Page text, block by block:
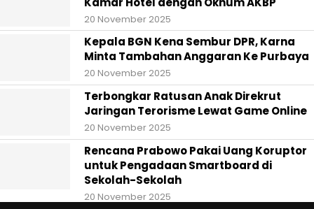
20 November 2025
Kepala BGN Kena Sembur DPR, Karna
Minta Tambahan Anggaran Ke Purbaya
20 November 2025
Terbongkar Ratusan Anak Direkrut
Jaringan Terorisme Lewat Game Online
20 November 2025
Rencana Prabowo Pakai Uang Koruptor
untuk Pengadaan Smartboard di
Sekolah-Sekolah
20 November 2025